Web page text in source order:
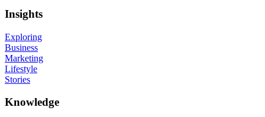
Insights
Exploring
Business
Marketing
Lifestyle
Stories
Knowledge